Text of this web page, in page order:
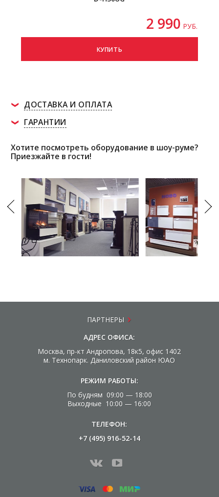
2 990 РУБ.
КУПИТЬ
ДОСТАВКА И ОПЛАТА
ГАРАНТИИ
Хотите посмотреть оборудование в шоу-руме?
Приезжайте в гости!
ПАРТНЕРЫ
АДРЕС ОФИСА:
Москва, пр-кт Андропова, 18к5, офис 1402
м. Технопарк. Даниловский район ЮАО
РЕЖИМ РАБОТЫ:
По будням 09:00 — 18:00
Выходные 10:00 — 16:00
ТЕЛЕФОН:
+7 (495) 916-52-14